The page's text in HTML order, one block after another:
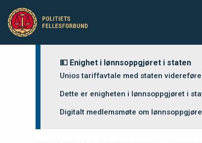
💵 Enighet i lønnsoppgjøret i staten
Unios tariffavtale med staten
Dette er enigheten i lønnsoppgjøret i
Digitalt medlemsmøte om